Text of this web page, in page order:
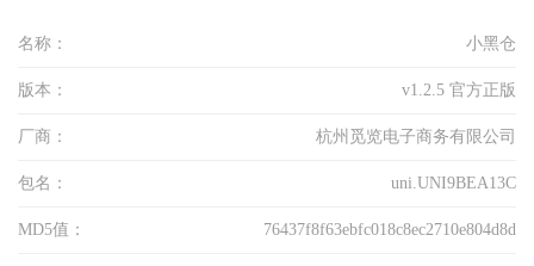
名称： 小黑仓
版本： v1.2.5 官方正版
厂商： 杭州觅览电子商务有限公司
包名： uni.UNI9BEA13C
MD5值： 76437f8f63ebfc018c8ec2710e804d8d